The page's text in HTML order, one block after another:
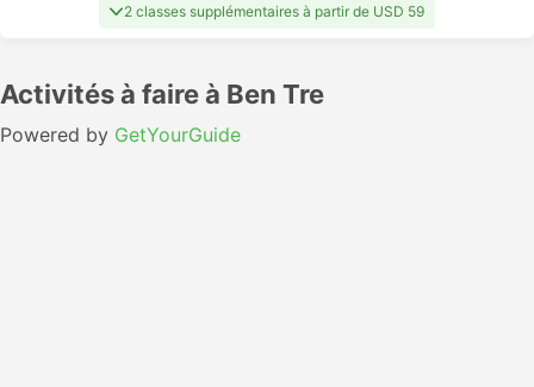
2 classes supplémentaires à partir de USD 59
Activités à faire à Ben Tre
Powered by GetYourGuide